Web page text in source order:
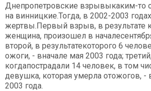
Днепропетровские взрывыкаким-то
на винницкие.Тогда, в 2002-2003
жертвы.Первый взрыв, в результате
женщина, произошел в
второй, в результатекоторого 6
ожоги, - вначале мая 2003 года;
когдапострадали 14 человек, в том
девушка, которая умерла отожогов, -
2003 года.